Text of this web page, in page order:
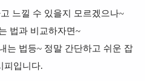
느낄 수 있을지 모르겠으나~
법과 비교하자면~
는 법등~ 정말 간단하고 쉬운 잡
피입니다.